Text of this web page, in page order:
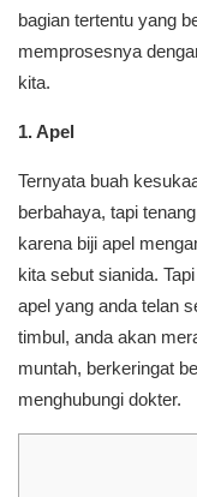
bagian tertentu yang
memprosesnya
kita.
1. Apel
Ternyata buah
berbahaya, tapi
karena biji apel
kita sebut sianida.
apel yang anda telan
timbul, anda akan
muntah, berkeringat
menghubungi dokter.